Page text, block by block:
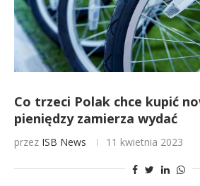
Co trzeci Polak chce kupić
pieniędzy zamierza wydać
przez ISB News 11 kwietnia 2023